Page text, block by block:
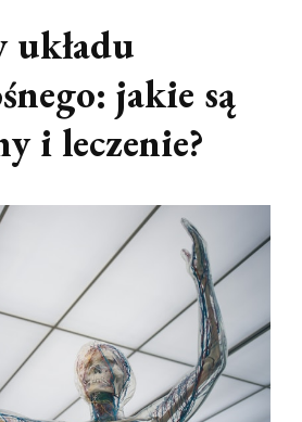
układu
jakie są
i leczenie?